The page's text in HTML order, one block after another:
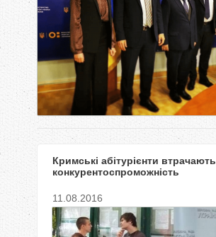
т
Кримські абітурієнти втрачають
конкурентоспроможність
11.08.2016